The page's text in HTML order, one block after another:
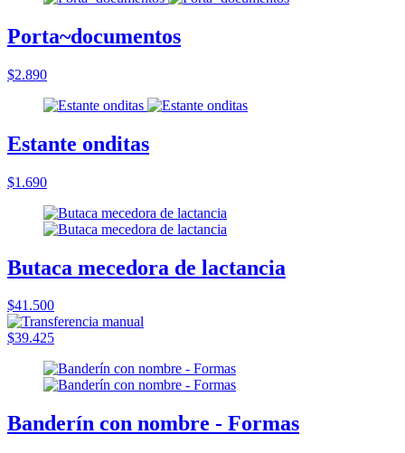
Porta~documentos
$2.890
Estante onditas
$1.690
Butaca mecedora de lactancia
$41.500
$39.425
Banderín con nombre - Formas